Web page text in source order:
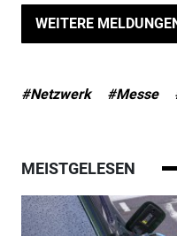
WEITERE
#Netzwerk #Messe
MEISTGELESEN